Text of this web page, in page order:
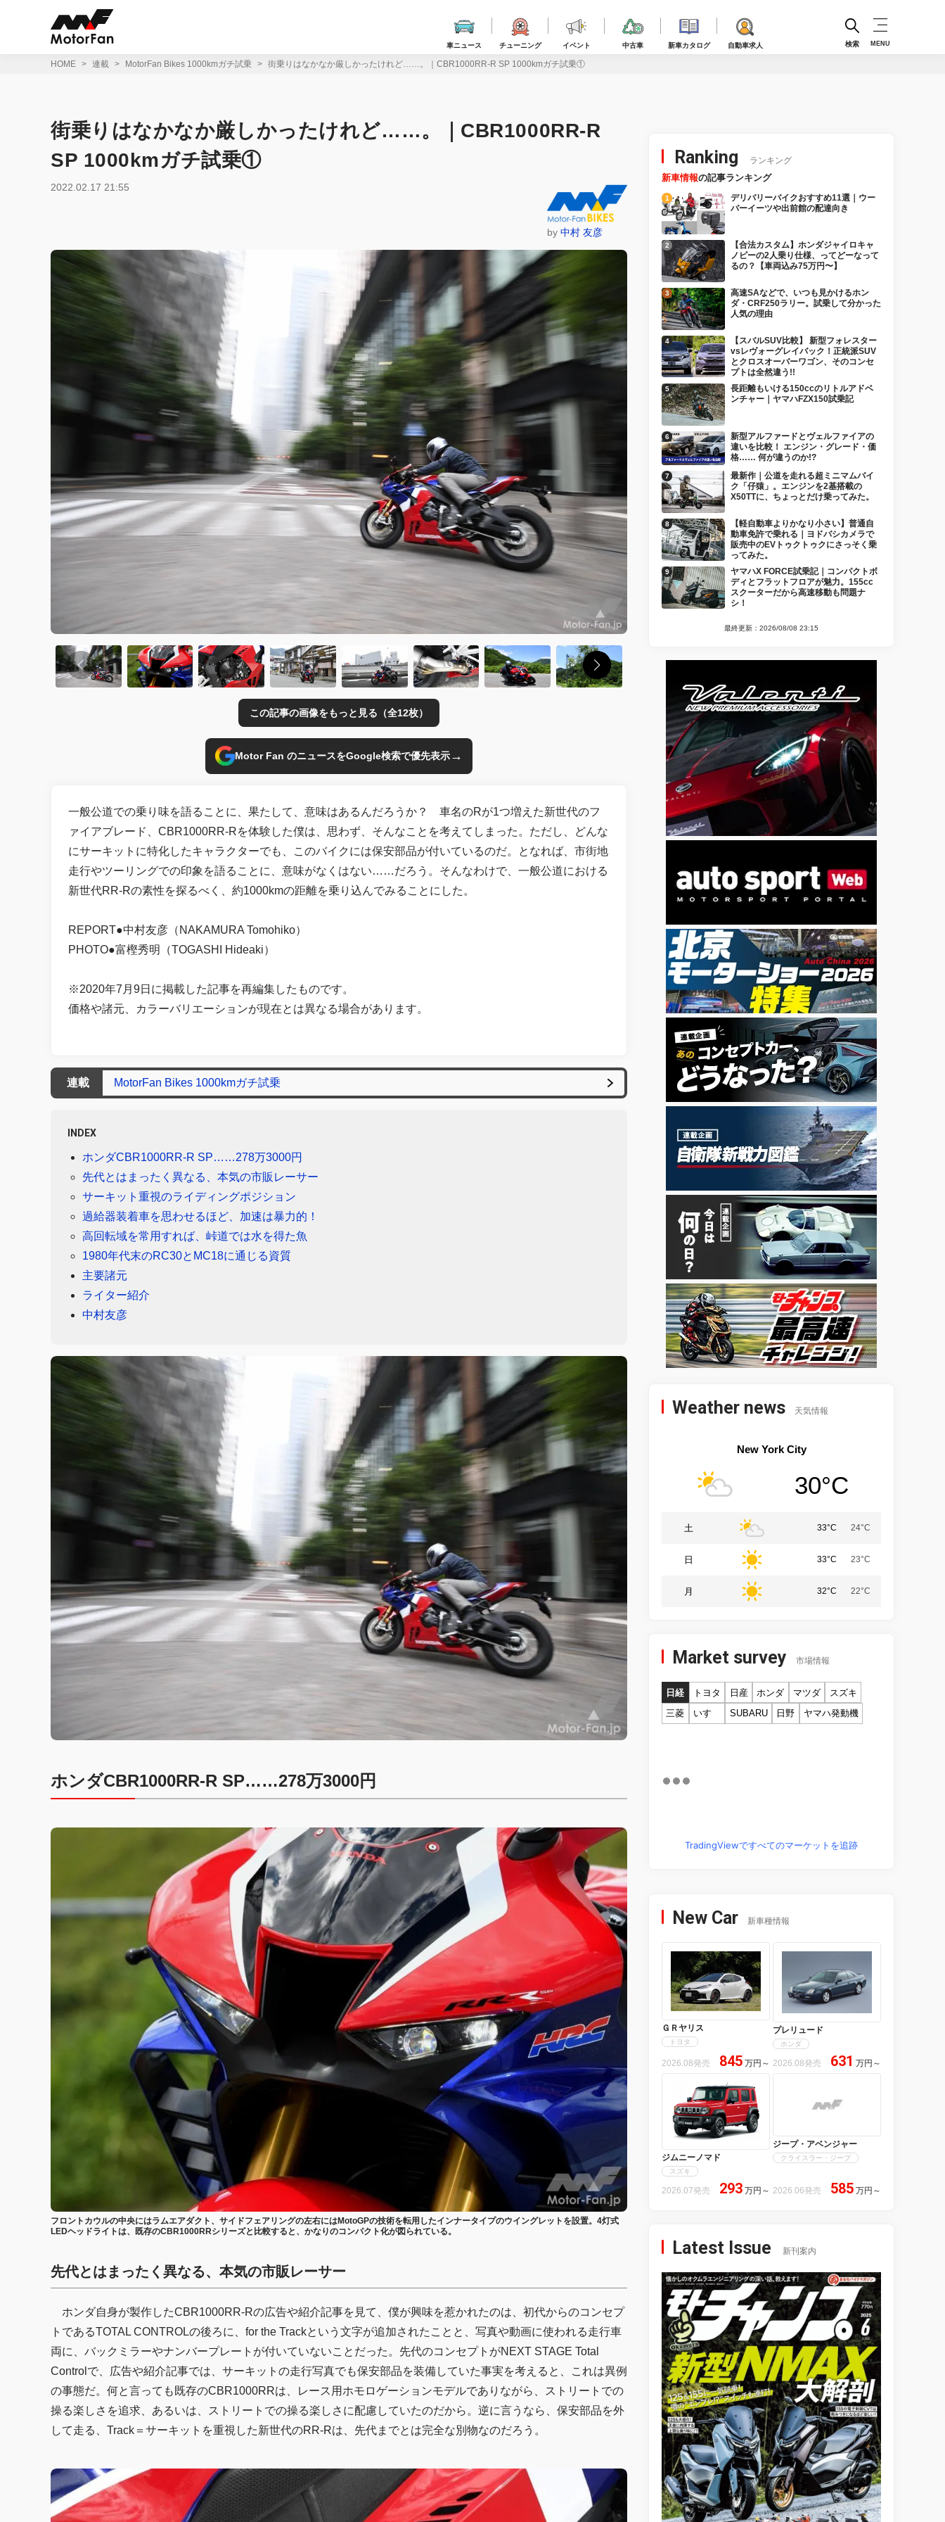
車ニュース チューニング イベント 中古車 新車カタログ 自動車求人 検索 MENU
HOME 連載 MotorFan Bikes 1000kmガチ試乗 街乗りはなかなか厳しかったけれど……。｜CBR1000RR-R SP 1000kmガチ試乗①
街乗りはなかなか厳しかったけれど……。｜CBR1000RR-R
SP 1000kmガチ試乗①
2022.02.17 21:55
by中村 友彦
この記事の画像をもっと見る（全12枚）
Motor Fan のニュースをGoogle検索で優先表示→
一般公道での乗り味を語ることに、果たして、意味はあるんだろうか？ 車名のRが1つ増えた新世代のフ
ァイアブレード、CBR1000RR-Rを体験した僕は、思わず、そんなことを考えてしまった。ただし、どんな
にサーキットに特化したキャラクターでも、このバイクには保安部品が付いているのだ。となれば、市街地
走行やツーリングでの印象を語ることに、意味がなくはない……だろう。そんなわけで、一般公道における
新世代RR-Rの素性を探るべく、約1000kmの距離を乗り込んでみることにした。
REPORT●中村友彦（NAKAMURA Tomohiko）
PHOTO●富樫秀明（TOGASHI Hideaki）
※2020年7月9日に掲載した記事を再編集したものです。
価格や諸元、カラーバリエーションが現在とは異なる場合があります。
連載 MotorFan Bikes 1000kmガチ試乗
INDEX
ホンダCBR1000RR-R SP……278万3000円
先代とはまったく異なる、本気の市販レーサー
サーキット重視のライディングポジション
過給器装着車を思わせるほど、加速は暴力的！
高回転域を常用すれば、峠道では水を得た魚
1980年代末のRC30とMC18に通じる資質
主要諸元
ライター紹介
中村友彦
ホンダCBR1000RR-R SP……278万3000円
フロントカウルの中央にはラムエアダクト、サイドフェアリングの左右にはMotoGPの技術を転用したインナータイプのウイングレットを設置。4灯式
LEDヘッドライトは、既存のCBR1000RRシリーズと比較すると、かなりのコンパクト化が図られている。
先代とはまったく異なる、本気の市販レーサー
ホンダ自身が製作したCBR1000RR-Rの広告や紹介記事を見て、僕が興味を惹かれたのは、初代からのコンセプ
トであるTOTAL CONTROLの後ろに、for the Trackという文字が追加されたことと、写真や動画に使われる走行車
両に、バックミラーやナンバープレートが付いていないことだった。先代のコンセプトがNEXT STAGE Total
Controlで、広告や紹介記事では、サーキットの走行写真でも保安部品を装備していた事実を考えると、これは異例
の事態だ。何と言っても既存のCBR1000RRは、レース用ホモロゲーションモデルでありながら、ストリートでの
操る楽しさを追求、あるいは、ストリートでの操る楽しさに配慮していたのだから。逆に言うなら、保安部品を外
して走る、Track＝サーキットを重視した新世代のRR-Rは、先代までとは完全な別物なのだろう。
Ranking ランキング
新車情報の記事ランキング
デリバリーバイクおすすめ11選｜ウー
バーイーツや出前館の配達向き
【合法カスタム】ホンダジャイロキャ
ノピーの2人乗り仕様、ってどーなって
るの？【車両込み75万円〜】
高速SAなどで、いつも見かけるホン
ダ・CRF250ラリー。試乗して分かった
人気の理由
【スバルSUV比較】 新型フォレスター
vsレヴォーグレイバック！正統派SUV
とクロスオーバーワゴン、そのコンセ
プトは全然違う!!
長距離もいける150ccのリトルアドベ
ンチャー｜ヤマハFZX150試乗記
新型アルファードとヴェルファイアの
違いを比較！ エンジン・グレード・価
格…… 何が違うのか!?
最新作｜公道を走れる超ミニマムバイ
ク「仔猿」。エンジンを2基搭載の
X50TTに、ちょっとだけ乗ってみた。
【軽自動車よりかなり小さい】普通自
動車免許で乗れる｜ヨドバシカメラで
販売中のEVトゥクトゥクにさっそく乗
ってみた。
ヤマハX FORCE試乗記｜コンパクトボ
ディとフラットフロアが魅力。155cc
スクーターだから高速移動も問題ナ
シ！
最終更新：2026/08/08 23:15
Weather news 天気情報
New York City
30°C
土 33°C 24°C
日 33°C 23°C
月 32°C 22°C
Market survey 市場情報
日経 トヨタ 日産 ホンダ マツダ
スズキ
三菱
いすゞ SUBARU 日野 ヤマハ発動機
TradingViewですべてのマーケットを追跡
New Car 新車種情報
ＧＲヤリス
トヨタ
2026.08発売 845 万円 ～
プレリュード
ホンダ
2026.08発売 631 万円 ～
ジムニーノマド
スズキ
2026.07発売 293 万円 ～
ジープ・アベンジャー
クライスラー・ジープ
2026.06発売 585 万円 ～
Latest Issue 新刊案内